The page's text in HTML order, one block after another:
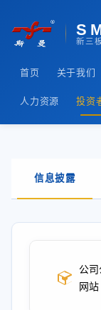
新三
首页 关于我们
人力资源 投资
信息披露
公
网站